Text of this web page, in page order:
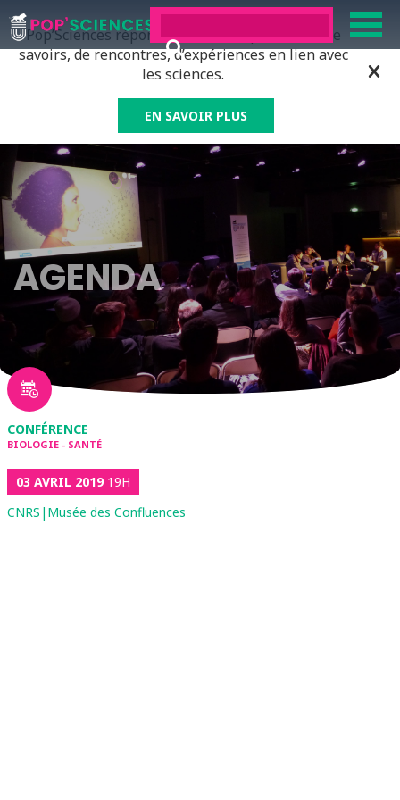
Pop’Sciences répond à tous ceux qui ont soif de
savoirs, de rencontres, d’expériences en lien avec
les sciences.
EN SAVOIR PLUS
AGENDA
CONFÉRENCE
BIOLOGIE - SANTÉ
03 AVRIL 201919H
CNRS|Musée des Confluences